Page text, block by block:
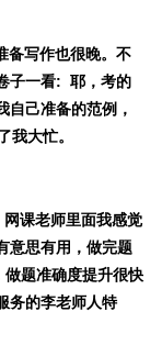
备写作也很晚。不
子一看: 耶，考的
自己准备的范例，
我大忙。
课老师里面我感觉
意思有用，做完题
题准确度提升很快
务的李老师人特